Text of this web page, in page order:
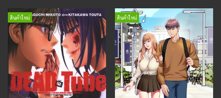
สินค้าใหม่ สินค้าใหม่